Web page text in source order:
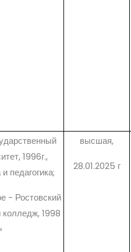
1996г.,
педагогика;
- Ростовский
1998
высшая,
28.01.2025 г